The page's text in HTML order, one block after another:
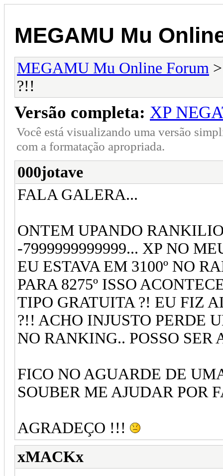
MEGAMU Mu
MEGAMU Mu Online Forum
?!!
Versão completa: XP
Você está visualizando uma versão
com a formatação apropriada.
000jotave
FALA GALERA...
ONTEM UPANDO
-7999999999999... XP NO
EU ESTAVA EM 3100º NO
PARA 8275º ISSO
TIPO GRATUITA ?! EU FIZ
?!! ACHO INJUSTO PERDE
NO RANKING.. POSSO
FICO NO AGUARDE DE
SOUBER ME AJUDAR POR
AGRADEÇO !!!
xMACKx